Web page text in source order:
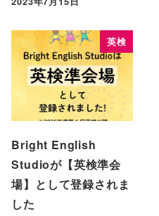
英検
Bright English
Studioが【英検準会
場】として登録されま
した